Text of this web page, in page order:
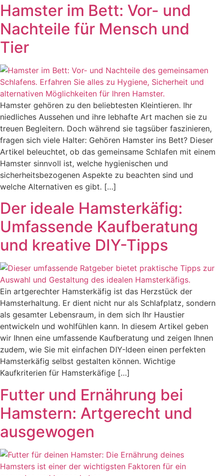
Hamster im Bett: Vor- und
Nachteile für Mensch und
Tier
Hamster gehören zu den beliebtesten Kleintieren. Ihr
niedliches Aussehen und ihre lebhafte Art machen sie zu
treuen Begleitern. Doch während sie tagsüber faszinieren,
fragen sich viele Halter: Gehören Hamster ins Bett? Dieser
Artikel beleuchtet, ob das gemeinsame Schlafen mit einem
Hamster sinnvoll ist, welche hygienischen und
sicherheitsbezogenen Aspekte zu beachten sind und
welche Alternativen es gibt. […]
Der ideale Hamsterkäfig:
Umfassende Kaufberatung
und kreative DIY-Tipps
Ein artgerechter Hamsterkäfig ist das Herzstück der
Hamsterhaltung. Er dient nicht nur als Schlafplatz, sondern
als gesamter Lebensraum, in dem sich Ihr Haustier
entwickeln und wohlfühlen kann. In diesem Artikel geben
wir Ihnen eine umfassende Kaufberatung und zeigen Ihnen
zudem, wie Sie mit einfachen DIY-Ideen einen perfekten
Hamsterkäfig selbst gestalten können. Wichtige
Kaufkriterien für Hamsterkäfige […]
Futter und Ernährung bei
Hamstern: Artgerecht und
ausgewogen